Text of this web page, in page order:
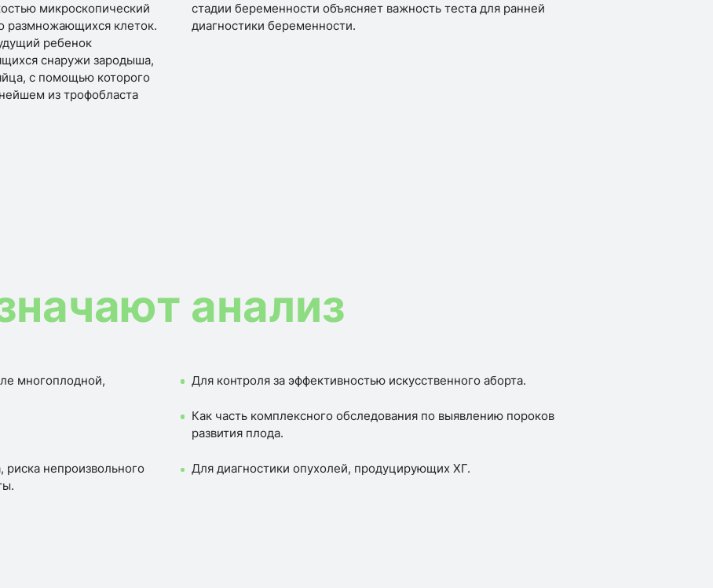
микроскопический
размножающихся клеток.
ребенок
снаружи зародыша,
с помощью которого
из трофобласта
стадии беременности объясняет важность теста для ранней
диагностики беременности.
анализ
многоплодной,
риска непроизвольного
Для контроля за эффективностью искусственного аборта.
Как часть комплексного обследования по выявлению пороков
развития плода.
Для диагностики опухолей, продуцирующих ХГ.